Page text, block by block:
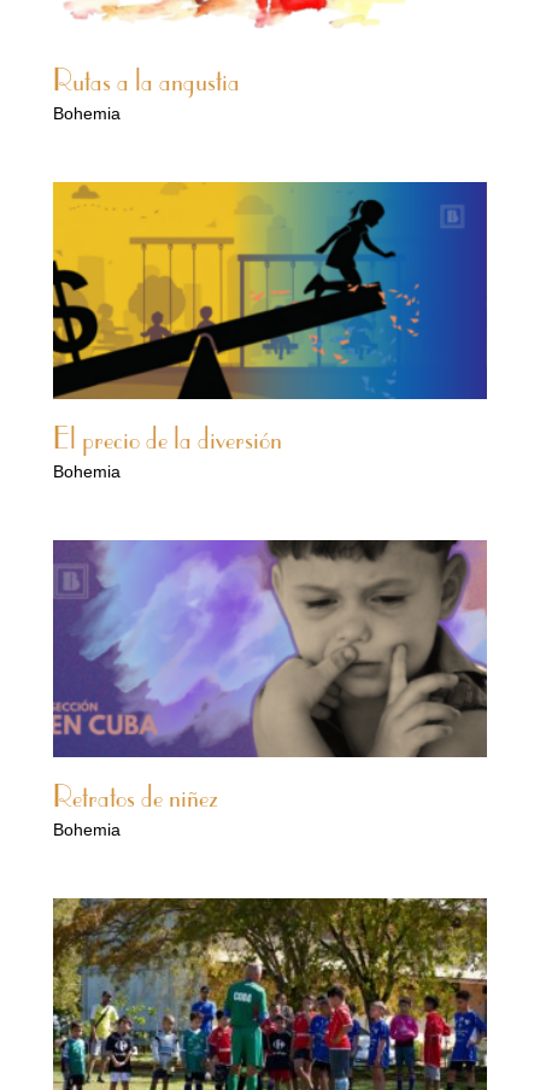
Rutas a la angustia
Bohemia
El precio de la diversión
Bohemia
Retratos de niñez
Bohemia